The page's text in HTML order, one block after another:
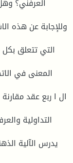
العرفني؟
وللإجابة عن هذه
التي تتعلق بكل
المعنى في
ال ا ربع عقد
التداولية
يدرس الآلية